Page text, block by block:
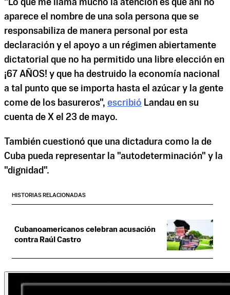
"Lo que me llama mucho la atención es que ahí no
aparece el nombre de una sola persona que se
responsabiliza de manera personal por esta
declaración y el apoyo a un régimen abiertamente
dictatorial que no ha permitido una libre elección en
¡67 AÑOS! y que ha destruido la economía nacional
a tal punto que se importa hasta el azúcar y la gente
come de los basureros", escribió Landau en su
cuenta de X el 23 de mayo.
También cuestionó que una dictadura como la de
Cuba pueda representar la "autodeterminación" y la
"dignidad".
HISTORIAS RELACIONADAS
Cubanoamericanos celebran acusación
contra Raúl Castro